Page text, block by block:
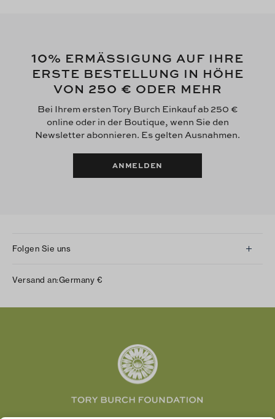
10% ERMÄSSIGUNG AUF IHRE
ERSTE BESTELLUNG IN HÖHE
VON 250 € ODER MEHR
Bei Ihrem ersten Tory Burch Einkauf ab 250 €
online oder in der Boutique, wenn Sie den
Newsletter abonnieren. Es gelten Ausnahmen.
ANMELDEN
Folgen Sie uns
Twitter
Versand an:Germany €